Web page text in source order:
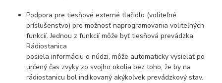
Podpora pre tiesňové externé tlačidlo (voliteľné
príslušenstvo) pre možnosť naprogramovania voliteľných
funkcií. Jednou z funkcií môže byť tiesňová prevádzka.
Rádiostanica
posiela informáciu o núdzi, môže automaticky vysielať po
určený čas zvyky zo svojho okolia bez toho, že by na
rádiostanicu bol indikovaný akýkoľvek prevádzkový stav.